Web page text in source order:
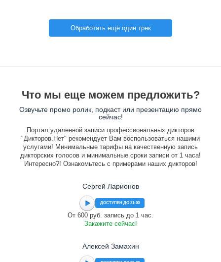
Обработать ещё один трек
Что мы еще можем предложить?
Озвучьте промо ролик, подкаст или презентацию прямо
сейчас!
Портал удаленной записи профессиональных дикторов
"Дикторов.Нет" рекомендует Вам воспользоваться нашими
услугами! Минимальные тарифы на качественную запись
дикторских голосов и минимальные сроки записи от 1 часа!
Интересно?! Ознакомьтесь с примерами наших дикторов!
Сергей Ларионов
ДОСТУПЕН ДО 21:00
От 600 руб. запись до 1 час.
Закажите сейчас!
Алексей Замахин